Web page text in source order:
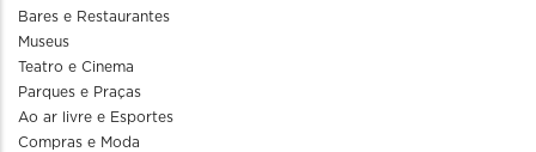
Bares e Restaurantes
Museus
Teatro e Cinema
Parques e Praças
Ao ar livre e Esportes
Compras e Moda